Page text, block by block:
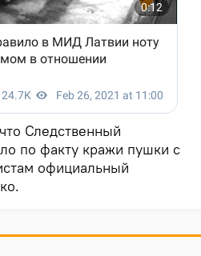
Следственный
по факту кражи пушки с
официальный